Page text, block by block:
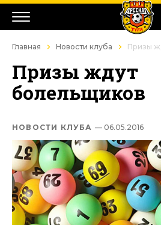
Главная Новости клуба Призы
Призы ждут
болельщиков
НОВОСТИ КЛУБА — 06.05.2016